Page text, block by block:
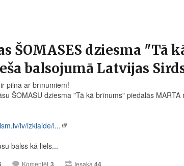
ŠOMASES dziesma "Tā
balsojumā Latvijas
pilna ar brīnumiem!
ŠOMASU dziesma "Tā kā brīnums" piedalās
lv/izklaide/l...
balss kā liels...
Komentēt 3 Iesaka 44